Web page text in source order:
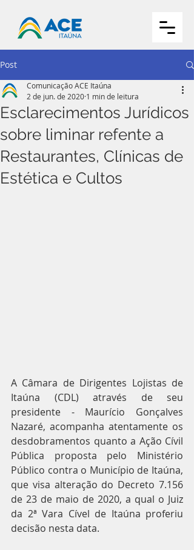
Post
Esclarecimentos Jurídicos
sobre liminar refente a
Restaurantes, Clínicas de
Estética e Cultos
Comunicação ACE Itaúna
2 de jun. de 2020 1 min de leitura
A Câmara de Dirigentes Lojistas de
Itaúna (CDL) através de seu
presidente - Maurício Gonçalves
Nazaré, acompanha atentamente os
desdobramentos quanto a Ação Cívil
Pública proposta pelo Ministério
Público contra o Município de Itaúna,
que visa alteração do Decreto 7.156
de 23 de maio de 2020, a qual o Juiz
da 2ª Vara Cível de Itaúna proferiu
decisão nesta data.